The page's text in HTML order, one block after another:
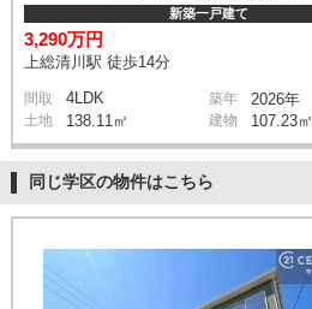
新築一戸建て
3,290万円
上総清川駅 徒歩14分
間取 4LDK 築年 2026年
土地 138.11㎡ 建物 107.23㎡
同じ学区の物件はこちら